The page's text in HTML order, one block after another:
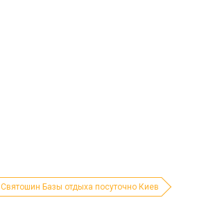
Святошин Базы отдыха посуточно Киев